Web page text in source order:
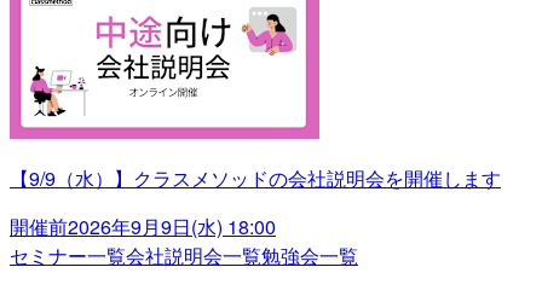
【9/9（水）】クラスメソッドの会社説明会を開催します
開催前2026年9月9日(水) 18:00
セミナー一覧会社説明会一覧勉強会一覧